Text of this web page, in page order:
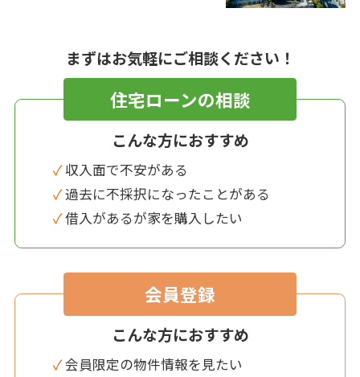
まずはお気軽にご相談ください！
住宅ローンの相談
こんな方におすすめ
✓ 収入面で不安がある
✓ 過去に不採択になったことがある
✓ 借入があるが家を購入したい
会員登録
こんな方におすすめ
✓ 会員限定の物件情報を見たい